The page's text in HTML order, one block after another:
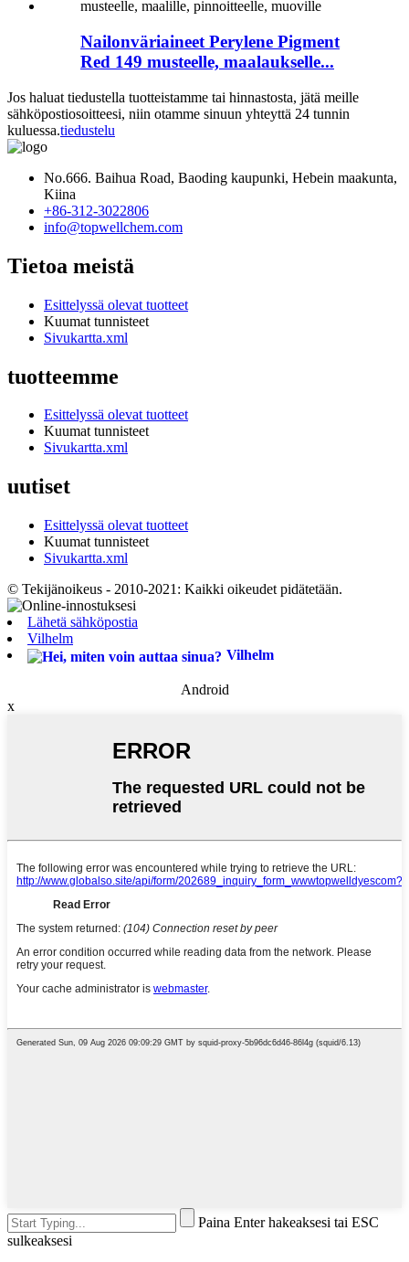
Nailonväriaineet Perylene Pigment
Red 149 musteelle, maalaukselle...
Jos haluat tiedustella tuotteistamme tai hinnastosta, jätä meille
sähköpostiosoitteesi, niin otamme sinuun yhteyttä 24 tunnin
kuluessa.tiedustelu
No.666. Baihua Road, Baoding kaupunki, Hebein maakunta,
Kiina
+86-312-3022806
info@topwellchem.com
Tietoa meistä
Esittelyssä olevat tuotteet
Kuumat tunnisteet
Sivukartta.xml
tuotteemme
Esittelyssä olevat tuotteet
Kuumat tunnisteet
Sivukartta.xml
uutiset
Esittelyssä olevat tuotteet
Kuumat tunnisteet
Sivukartta.xml
© Tekijänoikeus - 2010-2021: Kaikki oikeudet pidätetään.
Lähetä sähköpostia
Vilhelm
Vilhelm
Android
x
Paina Enter hakeaksesi tai ESC
sulkeaksesi